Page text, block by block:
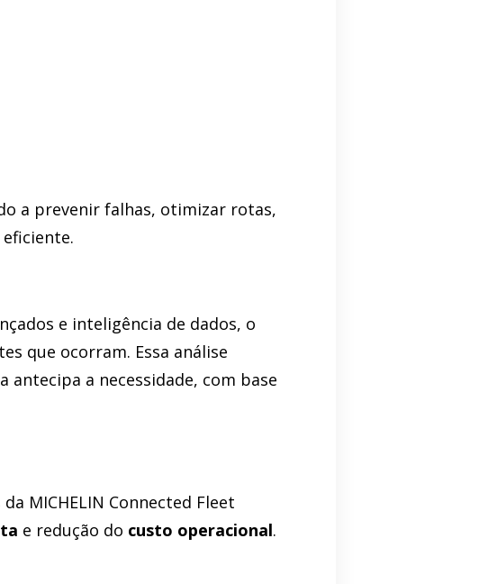
a prevenir falhas, otimizar rotas,
e inteligência de dados, o
que ocorram. Essa análise
a necessidade, com base
MICHELIN Connected Fleet
e redução do custo operacional.